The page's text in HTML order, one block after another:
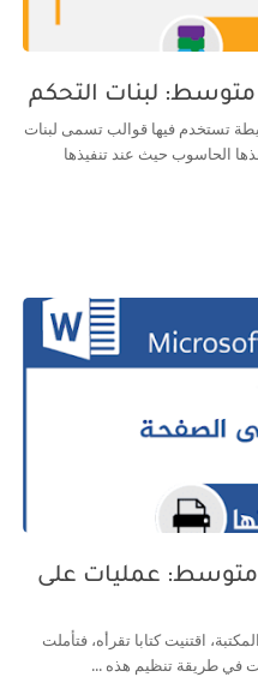
تستخدم فيها قوالب تسمى لبنات
الحاسوب حيث عند تنفيذها
متوسط: عمليات على
اقتنيت كتابا تقرأه، فتأملت
في طريقة تنظيم هذه ...